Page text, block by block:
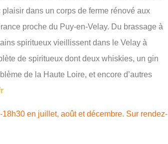
dans un corps de ferme rénové aux
proche du Puy-en-Velay. Du brassage à
spiritueux vieillissent dans le Velay à
de spiritueux dont deux whiskies, un gin
de la Haute Loire, et encore d’autres
en juillet, août et décembre. Sur rendez-